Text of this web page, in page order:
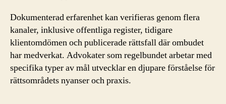
Dokumenterad erfarenhet kan verifieras genom flera
kanaler, inklusive offentliga register, tidigare
klientomdömen och publicerade rättsfall där ombudet
har medverkat. Advokater som regelbundet arbetar med
specifika typer av mål utvecklar en djupare förståelse för
rättsområdets nyanser och praxis.